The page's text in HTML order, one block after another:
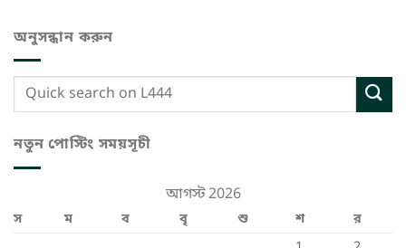
অনুসন্ধান করুন
নতুন পোস্টিং সময়সূচী
আগস্ট 2026
স ম ব বৃ শু শ
র